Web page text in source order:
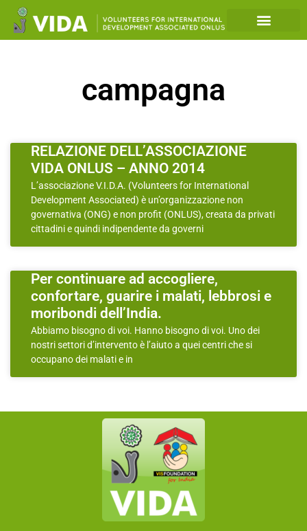
campagna
RELAZIONE DELL’ASSOCIAZIONE
VIDA ONLUS – ANNO 2014
L’associazione V.I.D.A. (Volunteers for International
Development Associated) è un’organizzazione non
governativa (ONG) e non profit (ONLUS), creata da privati
cittadini e quindi indipendente da governi
Per continuare ad accogliere,
confortare, guarire i malati, lebbrosi e
moribondi dell’India.
Abbiamo bisogno di voi. Hanno bisogno di voi. Uno dei
nostri settori d’intervento è l’aiuto a quei centri che si
occupano dei malati e in